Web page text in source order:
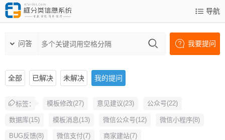
导航
问答 我要提问
全部 已解决 未解决 我的提问
标签： 模板修改(27) 意见建议(23) 公众号(22)
数据库(15) 模板消息(13) 微信公众号(12) 微信小程序(8)
BUG反馈(8) 微信支付(7) 商家建站(7)